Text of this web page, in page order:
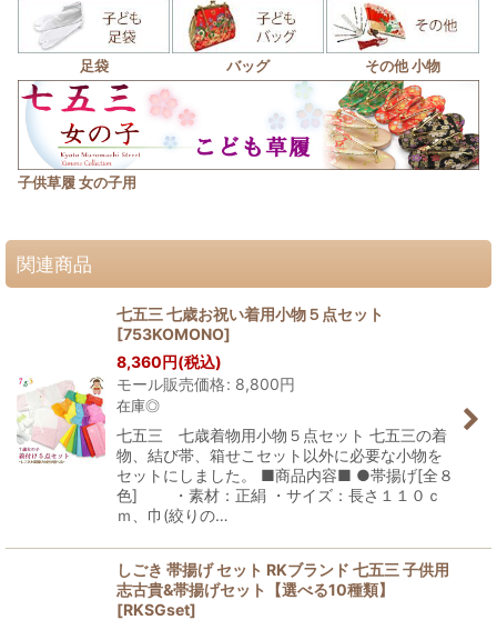
足袋 バッグ その他 小物
子供草履 女の子用
関連商品
七五三 七歳お祝い着用小物５点セット
[753KOMONO]
8,360円(税込)
モール販売価格: 8,800円
在庫◎
七五三 七歳着物用小物５点セット 七五三の着
物、結び帯、箱せこセット以外に必要な小物を
セットにしました。 ■商品内容■ ●帯揚げ[全８
色] ・素材：正絹 ・サイズ：長さ１１０ｃ
ｍ、巾(絞りの…
しごき 帯揚げ セット RKブランド 七五三 子供用
志古貴&帯揚げセット【選べる10種類】
[RKSGset]